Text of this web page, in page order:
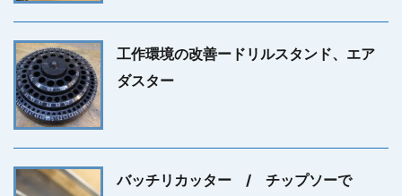
工作環境の改善ードリルスタンド、エア
ダスター
バッチリカッター / チップソーで